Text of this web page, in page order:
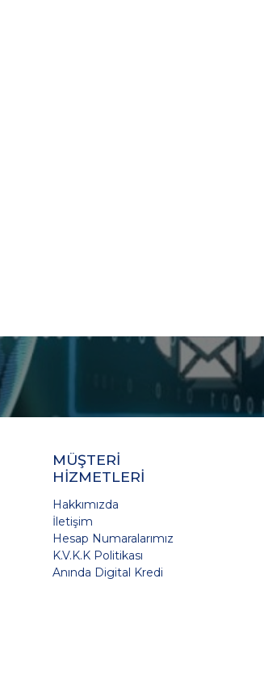
MÜŞTERİ
HİZMETLERİ
Hakkımızda
İletişim
Hesap Numaralarımız
K.V.K.K Politikası
Anında Digital Kredi